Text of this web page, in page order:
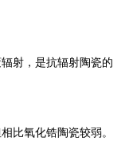
射，是抗辐射陶瓷的
氧化锆陶瓷较弱。